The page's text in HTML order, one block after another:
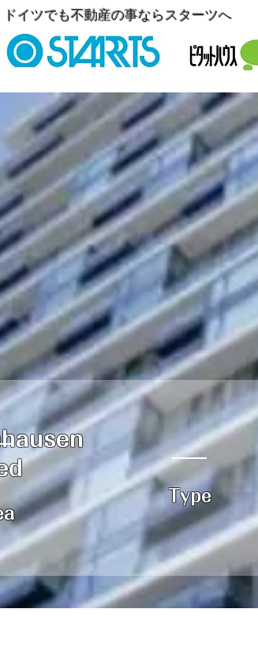
ドイツでも不動産の事ならスターツへ
Type